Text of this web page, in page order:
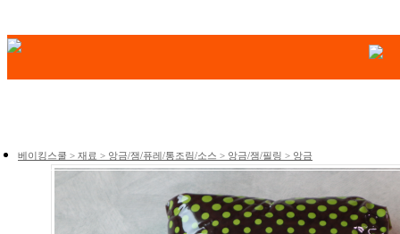
베이킹스쿨 > 재료 > 앙금/잼/퓨레/통조림/소스 > 앙금/잼/필링 > 앙금